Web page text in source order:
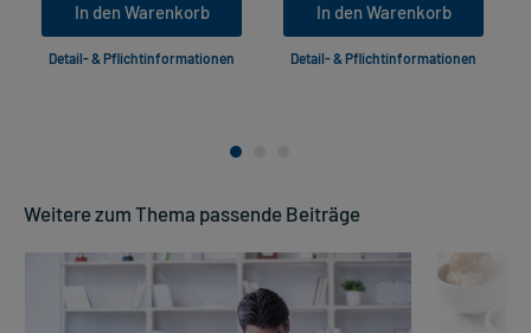
In den Warenkorb
Detail- & Pflichtinformationen
In den Warenkorb
Detail- & Pflichtinformationen
Weitere zum Thema passende Beiträge